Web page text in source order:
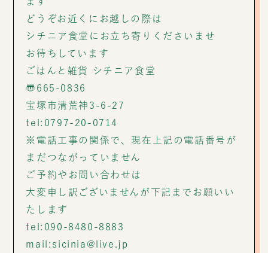
どうぞお近くにお越しの際は
シチニア食堂にお立ち寄りくださいませ
お待ちしています
ごはんと雑貨 シチニア食堂
〠665-0836
宝塚市清荒神3-6-27
tel:0797-20-0714
※電話工事の関係で、現在上記の電話番号が
まだつながっていません
ご予約やお問い合わせは
大変申し訳ございませんが下記までお願いい
たします
tel:090-8480-8883
mail:sicinia@live.jp